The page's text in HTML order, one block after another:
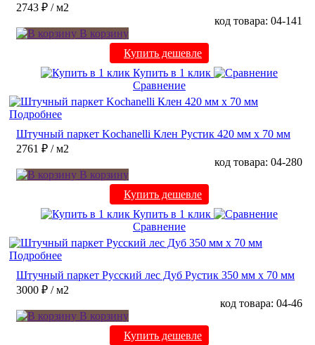
2743 ₽ / м2
код товара: 04-141
В корзину
Купить дешевле
Купить в 1 клик
Сравнение
Подробнее
Штучный паркет Kochanelli Клен Рустик 420 мм х 70 мм
2761 ₽ / м2
код товара: 04-280
В корзину
Купить дешевле
Купить в 1 клик
Сравнение
Подробнее
Штучный паркет Русский лес Дуб Рустик 350 мм х 70 мм
3000 ₽ / м2
код товара: 04-46
В корзину
Купить дешевле